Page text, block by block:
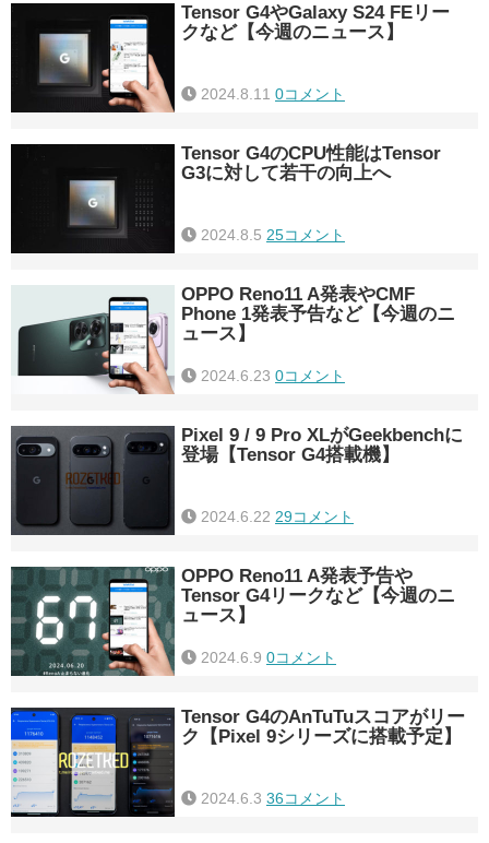
Tensor G4やGalaxy S24 FEリー
クなど【今週のニュース】
2024.8.11 0コメント
Tensor G4のCPU性能はTensor
G3に対して若干の向上へ
2024.8.5 25コメント
OPPO Reno11 A発表やCMF
Phone 1発表予告など【今週のニ
ュース】
2024.6.23 0コメント
Pixel 9 / 9 Pro XLがGeekbenchに
登場【Tensor G4搭載機】
2024.6.22 29コメント
OPPO Reno11 A発表予告や
Tensor G4リークなど【今週のニ
ュース】
2024.6.9 0コメント
Tensor G4のAnTuTuスコアがリー
ク【Pixel 9シリーズに搭載予定】
2024.6.3 36コメント